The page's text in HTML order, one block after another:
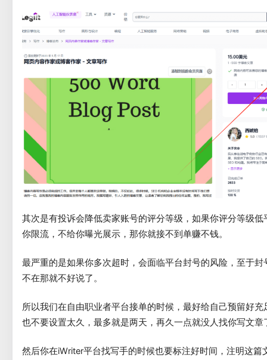
其次是有投诉会降低卖家账号的评分等级，如果你评分等级低
你限流，不给你曝光展示，那你就接不到单赚不钱。
最严重的是如果你多次超时，会面临平台封号的风险，至于封
不在那就不好说了。
所以我们在自由职业者平台接单的时候，最好给自己预留好充
也不要设置太久，最多就是两天，再久一点就没人找你写文章
然后你在iWriter平台找写手的时候也要标注好时间，注明这篇